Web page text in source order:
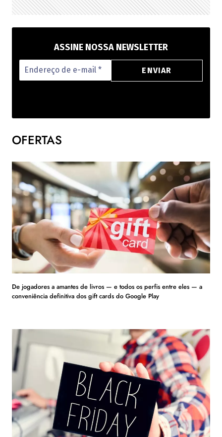
ASSINE NOSSA NEWSLETTER
OFERTAS
De jogadores a amantes de livros — e todos os perfis entre eles — a
conveniência definitiva dos gift cards do Google Play